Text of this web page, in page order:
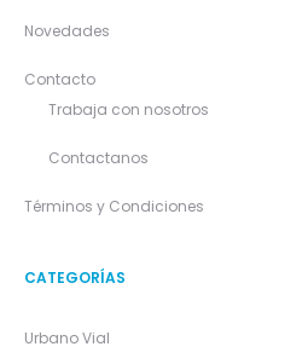
Novedades
Contacto
Trabaja con nosotros
Contactanos
Términos y Condiciones
CATEGORÍAS
Urbano Vial